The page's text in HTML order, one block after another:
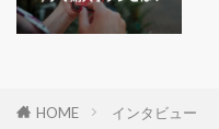
HOME インタビュー